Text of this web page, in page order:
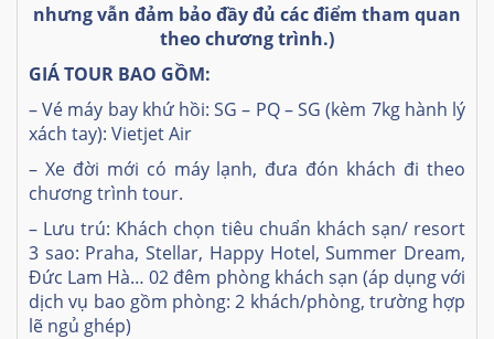
nhưng vẫn đảm bảo đầy đủ các điểm tham quan
theo chương trình.)
GIÁ TOUR BAO GỒM:
– Vé máy bay khứ hồi: SG – PQ – SG (kèm 7kg hành lý
xách tay): Vietjet Air
– Xe đời mới có máy lạnh, đưa đón khách đi theo
chương trình tour.
– Lưu trú: Khách chọn tiêu chuẩn khách sạn/ resort
3 sao: Praha, Stellar, Happy Hotel, Summer Dream,
Đức Lam Hà… 02 đêm phòng khách sạn (áp dụng với
dịch vụ bao gồm phòng: 2 khách/phòng, trường hợp
lẽ ngủ ghép)